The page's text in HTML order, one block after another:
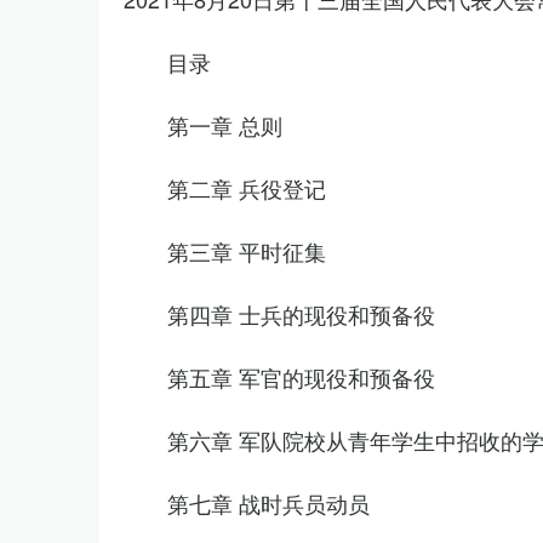
目录
第一章 总则
第二章 兵役登记
第三章 平时征集
第四章 士兵的现役和预备役
第五章 军官的现役和预备役
第六章 军队院校从青年学生中招收的
第七章 战时兵员动员